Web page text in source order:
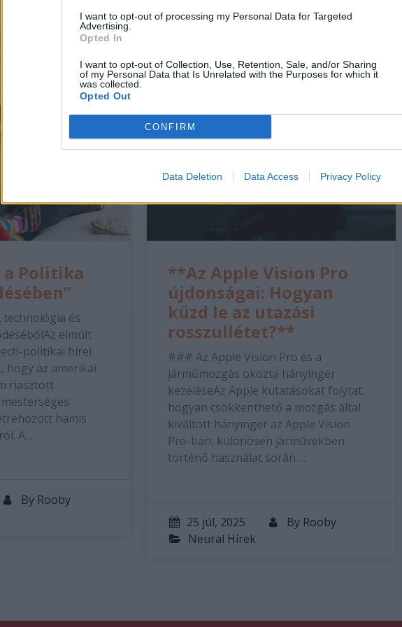
I want to opt-out of processing my Personal Data for Targeted
Advertising.
Opted In
I want to opt-out of Collection, Use, Retention, Sale, and/or Sharing
of my Personal Data that Is Unrelated with the Purposes for which it
was collected.
Opted Out
CONFIRM
Data Deletion Data Access Privacy Policy
a Politika
és
elmúlt
politikai hírei
hogy az amerikai
riasztott
hamis
A…
By Rooby
**Az Apple Vision Pro
újdonságai: Hogyan
küzd le az utazási
rosszullétet?**
### Az Apple Vision Pro és a
járműmozgás okozta hányinger
kezeléseAz Apple kutatásokat folytat,
hogyan csökkenthető a mozgás által
kiváltott hányinger az Apple Vision
Pro-ban, különösen járművekben
történő használat során.…
25 júl, 2025 By Rooby
Neural Hírek